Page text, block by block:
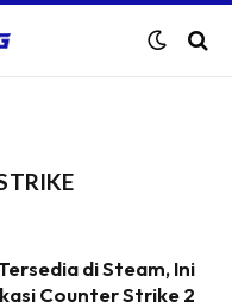
di Steam, Ini
Counter Strike 2